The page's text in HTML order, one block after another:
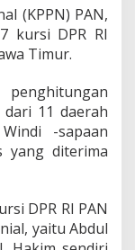
(KPPN) PAN,
kursi DPR RI
Timur.
penghitungan
11 daerah
-sapaan
yang diterima
DPR RI PAN
yaitu Abdul